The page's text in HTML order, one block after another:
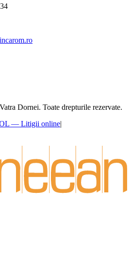
Dornei. Toate drepturile rezervate.
— Litigii online|